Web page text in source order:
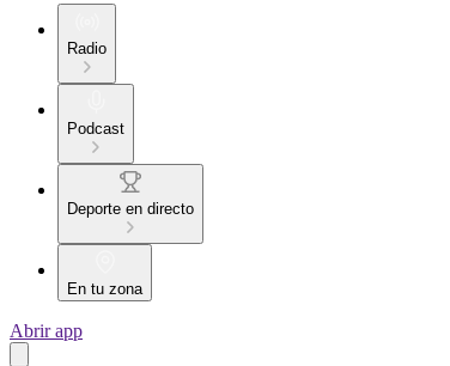
Radio
Podcast
Deporte en directo
En tu zona
Abrir app